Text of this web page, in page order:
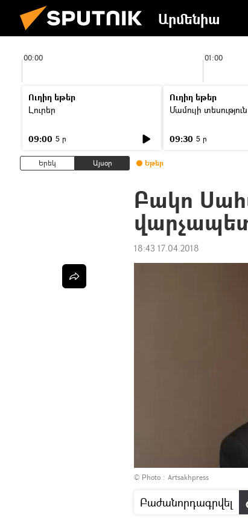
Արմենիա
00:00 01:00
Ուղիղ եթեր
Լուրեր
09:00 5 ր
Ուղիղ եթեր
Մամուլի տեսություն
09:30 5 ր
Երեկ Այսօր Եթեր
Բակո
18:43 17.04.2018
© Photo : Artsakhpress
Բաժանորդագրվել